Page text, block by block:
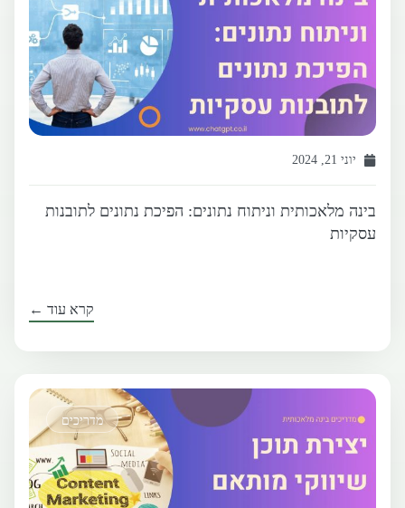
יוני 21, 2024
בינה מלאכותית וניתוח נתונים: הפיכת נתונים לתובנות
עסקיות
קרא עוד ←
מדריכים